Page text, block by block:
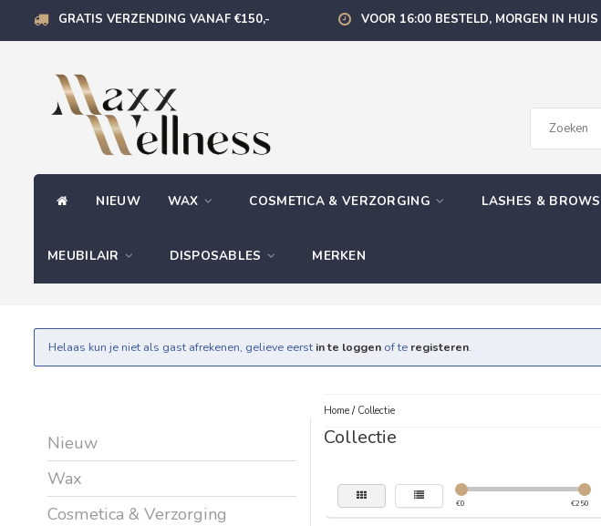
GRATIS VERZENDING VANAF €150,- VOOR 16:00 BESTELD, MORGEN IN HUIS
NIEUW WAX COSMETICA & VERZORGING LASHES & BROWS
MEUBILAIR DISPOSABLES MERKEN
Helaas kun je niet als gast afrekenen, gelieve eerst in te loggen of te registeren.
Nieuw
Wax
Cosmetica & Verzorging
Home/ Collectie
Collectie
€0 €250